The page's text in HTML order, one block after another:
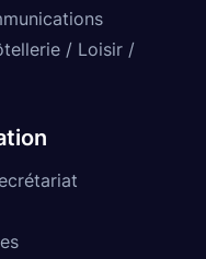
/ Loisir /